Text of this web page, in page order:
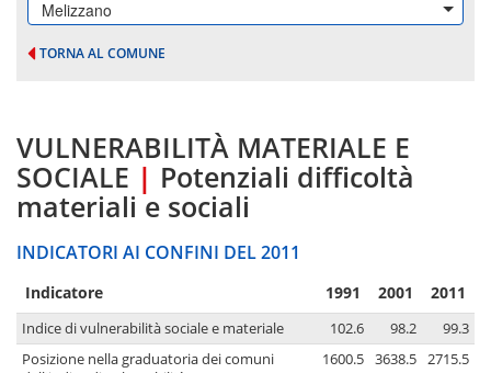
Melizzano
TORNA AL COMUNE
VULNERABILITÀ MATERIALE E
SOCIALE | Potenziali difficoltà
materiali e sociali
INDICATORI AI CONFINI DEL 2011
Indicatore 1991 2001 2011
Indice di vulnerabilità sociale e materiale 102.6 98.2
99.3
Posizione nella graduatoria dei comuni
1600.5 3638.5 2715.5